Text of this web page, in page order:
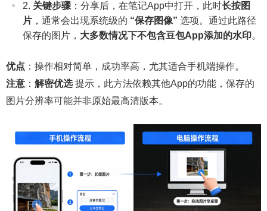
关键步骤 ：分享后，在笔记App中打开，此时长按图
片 ，通常会出现系统级的 “保存图像” 选项。通过此路径
保存的图片， 大多数情况下不包含豆包App添加的水印。
优点 ：操作相对简单，成功率高，尤其适合手机端操作。
注意 ： 解密优选提示，此方法依赖其他App的功能，保存的
图片分辨率可能并非原始最高清版本。